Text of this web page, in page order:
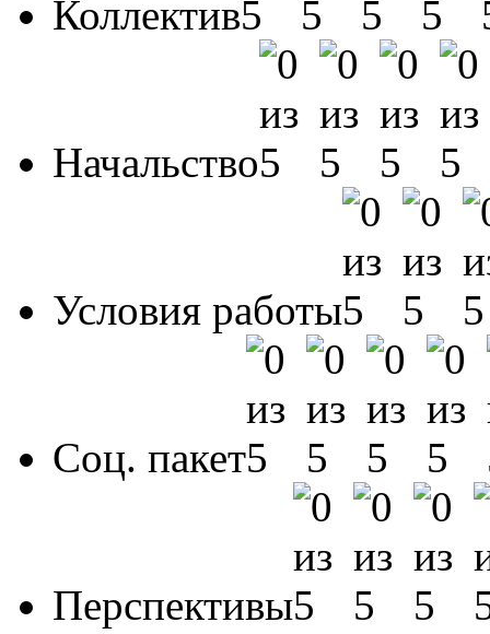
Коллектив
Начальство
Условия работы
Соц. пакет
Перспективы